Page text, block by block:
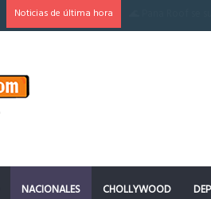
Noticias de última hora
NACIONALES CHOLLYWOOD